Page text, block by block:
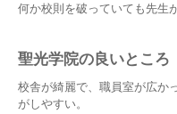
何か校則を破っていても先生
聖光学院の良いところ
校舎が綺麗で、職員室が広か
がしやすい。